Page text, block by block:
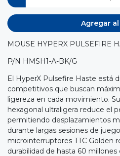
Agregar
MOUSE HYPERX PULSEFIRE
P/N HMSH1-A-BK/G
El HyperX Pulsefire Haste está
competitivos que buscan
ligereza en cada movimiento.
hexagonal ultraligera reduce el
permitiendo desplazamientos
durante largas sesiones de
microinterruptores TTC Golden
durabilidad de hasta 60 millones